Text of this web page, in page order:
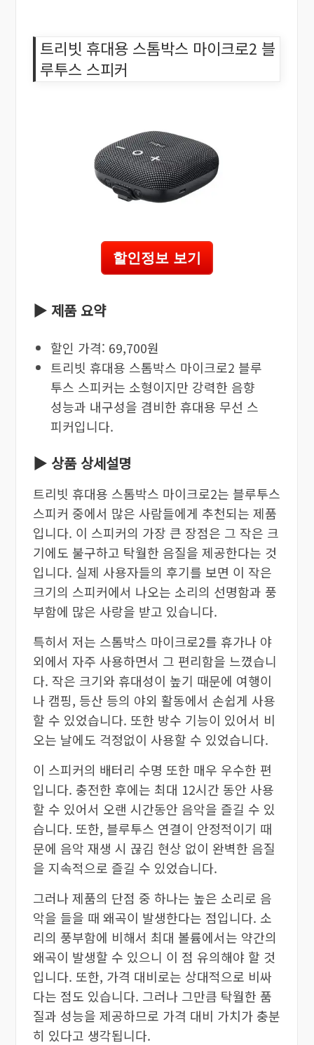
트리빗 휴대용 스톰박스 마이크로2 블
루투스 스피커
할인정보 보기
▶ 제품 요약
할인 가격: 69,700원
트리빗 휴대용 스톰박스 마이크로2 블루
투스 스피커는 소형이지만 강력한 음향
성능과 내구성을 겸비한 휴대용 무선 스
피커입니다.
▶ 상품 상세설명
트리빗 휴대용 스톰박스 마이크로2는 블루투스
스피커 중에서 많은 사람들에게 추천되는 제품
입니다. 이 스피커의 가장 큰 장점은 그 작은 크
기에도 불구하고 탁월한 음질을 제공한다는 것
입니다. 실제 사용자들의 후기를 보면 이 작은
크기의 스피커에서 나오는 소리의 선명함과 풍
부함에 많은 사랑을 받고 있습니다.
특히서 저는 스톰박스 마이크로2를 휴가나 야
외에서 자주 사용하면서 그 편리함을 느꼈습니
다. 작은 크기와 휴대성이 높기 때문에 여행이
나 캠핑, 등산 등의 야외 활동에서 손쉽게 사용
할 수 있었습니다. 또한 방수 기능이 있어서 비
오는 날에도 걱정없이 사용할 수 있었습니다.
이 스피커의 배터리 수명 또한 매우 우수한 편
입니다. 충전한 후에는 최대 12시간 동안 사용
할 수 있어서 오랜 시간동안 음악을 즐길 수 있
습니다. 또한, 블루투스 연결이 안정적이기 때
문에 음악 재생 시 끊김 현상 없이 완벽한 음질
을 지속적으로 즐길 수 있었습니다.
그러나 제품의 단점 중 하나는 높은 소리로 음
악을 들을 때 왜곡이 발생한다는 점입니다. 소
리의 풍부함에 비해서 최대 볼륨에서는 약간의
왜곡이 발생할 수 있으니 이 점 유의해야 할 것
입니다. 또한, 가격 대비로는 상대적으로 비싸
다는 점도 있습니다. 그러나 그만큼 탁월한 품
질과 성능을 제공하므로 가격 대비 가치가 충분
히 있다고 생각됩니다.